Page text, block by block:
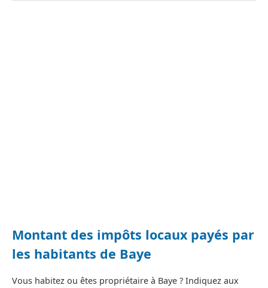
Montant des impôts locaux payés par
les habitants de Baye
Vous habitez ou êtes propriétaire à Baye ? Indiquez aux